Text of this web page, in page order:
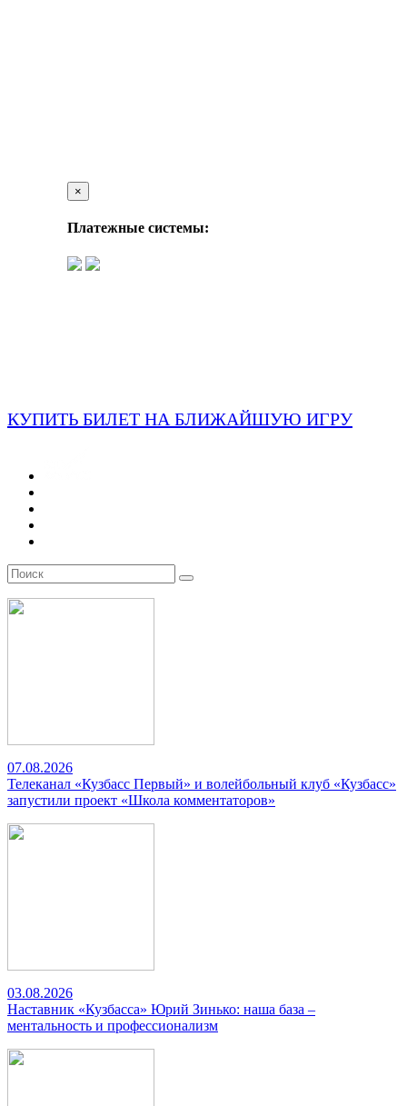
×
Платежные системы:
КУПИТЬ БИЛЕТ НА БЛИЖАЙШУЮ ИГРУ
07.08.2026
Телеканал «Кузбасс Первый» и волейбольный клуб «Кузбасс»
запустили проект «Школа комментаторов»
03.08.2026
Наставник «Кузбасса» Юрий Зинько: наша база –
ментальность и профессионализм